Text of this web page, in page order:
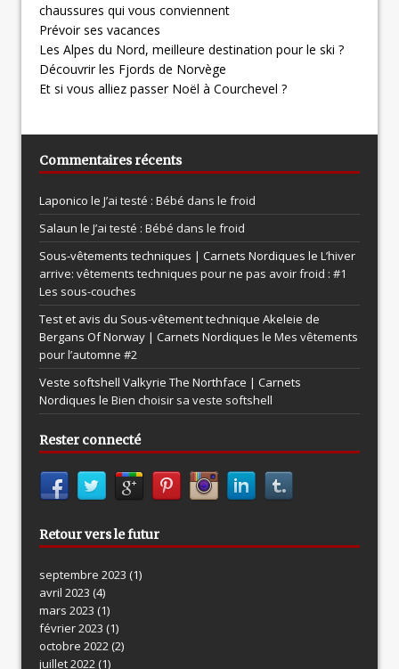
chaussures qui vous conviennent
Prévoir ses vacances
Les Alpes du Nord, meilleure destination pour le ski ?
Découvrir les Fjords de Norvège
Et si vous alliez passer Noël à Courchevel ?
Commentaires récents
Laponico le J’ai testé : Bébé dans le froid
Salaun le J’ai testé : Bébé dans le froid
Sous-vêtements techniques | Carnets Nordiques le L’hiver
arrive: vêtements techniques pour ne pas avoir froid : #1
Les sous-couches
Test et avis du Sous-vêtement technique Akeleie de
Bergans Of Norway | Carnets Nordiques le Mes vêtements
pour l’automne #2
Veste softshell Valkyrie The Northface | Carnets
Nordiques le Bien choisir sa veste softshell
Rester connecté
Retour vers le futur
septembre 2023 (1)
avril 2023 (4)
mars 2023 (1)
février 2023 (1)
octobre 2022(2)
juillet 2022(1)